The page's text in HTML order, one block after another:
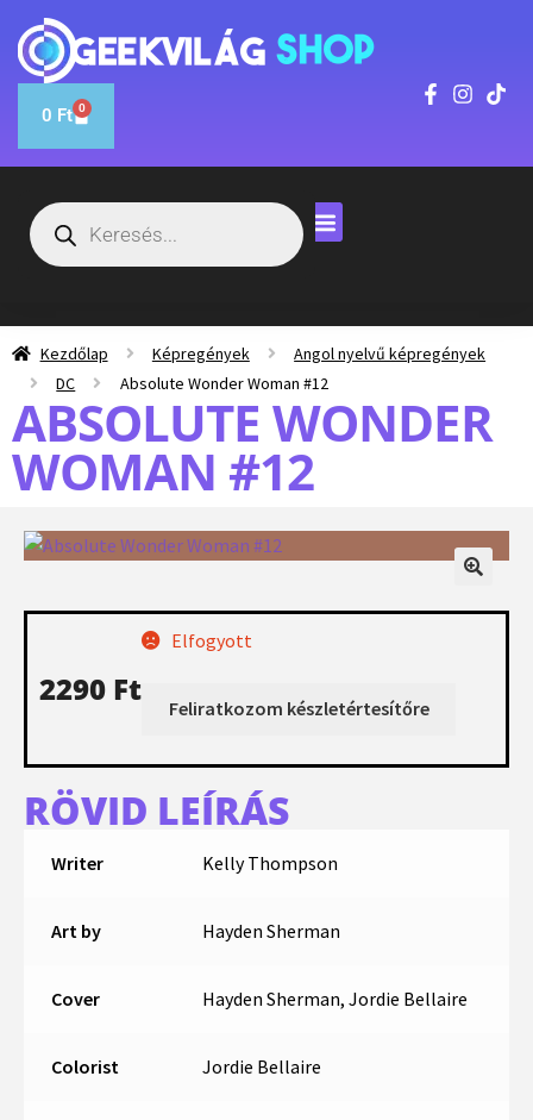
0 Ft 0
Kezdőlap Képregények
Angol nyelvű képregények
DC
Absolute Wonder Woman #12
ABSOLUTE WONDER
WOMAN #12
2290 Ft
Elfogyott
RÖVID LEÍRÁS
Writer Kelly Thompson
Art by Hayden Sherman
Cover Hayden Sherman, Jordie Bellaire
Colorist Jordie Bellaire